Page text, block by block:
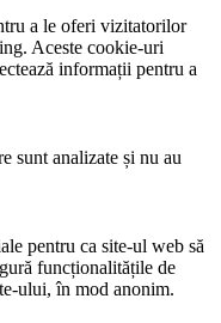
a le oferi vizitatorilor
Aceste cookie-uri
informații pentru a
sunt analizate și nu au
pentru ca site-ul web să
funcționalitățile de
ului, în mod anonim.